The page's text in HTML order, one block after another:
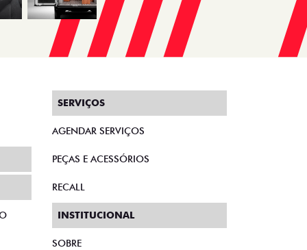
SERVIÇOS
AGENDAR SERVIÇOS
PEÇAS E ACESSÓRIOS
RECALL
INSTITUCIONAL
SOBRE